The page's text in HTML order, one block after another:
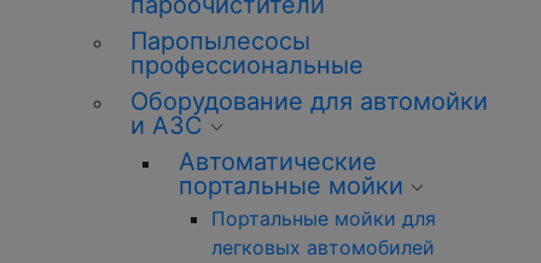
Паропылесосы
профессиональные
Оборудование для автомойки
и АЗС
Автоматические
портальные мойки
Портальные мойки для
легковых автомобилей